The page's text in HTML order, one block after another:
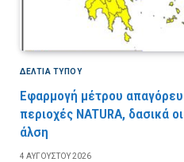
ΔΕΛΤΙΑ ΤΥΠΟΥ
Εφαρμογή μέτρου
περιοχές NATURA, δασικά
άλση
4 ΑΥΓΟΎΣΤΟΥ 2026